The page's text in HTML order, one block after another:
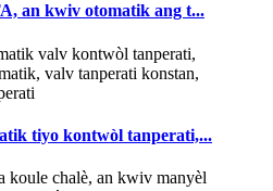
an kwiv otomatik ang t...
tiyo kontwòl tanperati,...